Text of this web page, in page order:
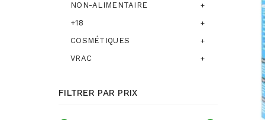
NON-ALIMENTAIRE
+18
COSMÉTIQUES
VRAC
FILTRER PAR PRIX